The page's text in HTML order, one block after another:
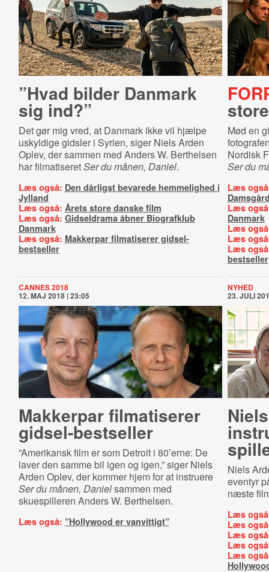
”Hvad bilder Danmark
sig ind?”
Det gør mig vred, at Danmark ikke vil hjælpe
uskyldige gidsler i Syrien, siger Niels Arden
Oplev, der sammen med Anders W. Berthelsen
har filmatiseretSer du månen, Daniel.
Læs også: Den dårligst bevarede hemmelighed i
Jylland
Læs også: Årets store danske film
Læs også: Gidseldrama åbner Biografklub
Danmark
Læs også: Makkerpar filmatiserer gidsel-
bestseller
Mød en
Nordisk
Ser du
Læs
Læs
Danmark
Læs
Læs
Læs
bestseller
CANNES 2018
12. MAJ 2018 | 23:05
Makkerpar filmatiserer
gid­sel-​be­st­sel­ler
”Amerikansk film er som Detroit i 80’erne: De
laver den samme bil igen og igen,” siger Niels
Arden Oplev, der kommer hjem for at instruere
Ser du månen, Danielsammen med
skuespilleren Anders W. Berthelsen.
Læs også: ”Hollywood er vanvittigt”
NYHED
23. JULI
Niels
eventyr
næste
Læs
Læs
Læs
Læs
Læs